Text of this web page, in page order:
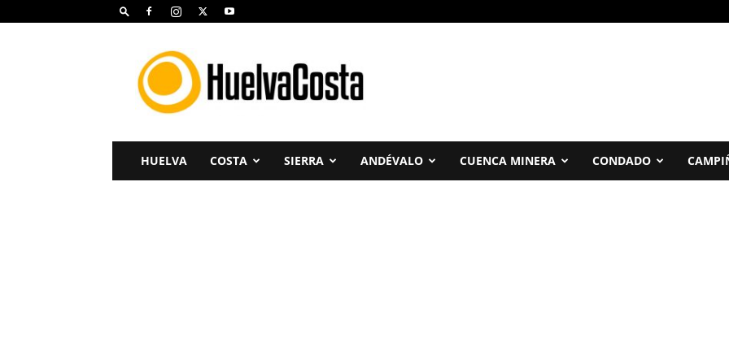
Huelva
Costa
HUELVA COSTA SIERRA ANDÉVALO CUENCA MINERA CONDADO